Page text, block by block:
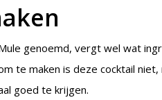
genoemd, vergt wel wat
te maken is deze cocktail
goed te krijgen.